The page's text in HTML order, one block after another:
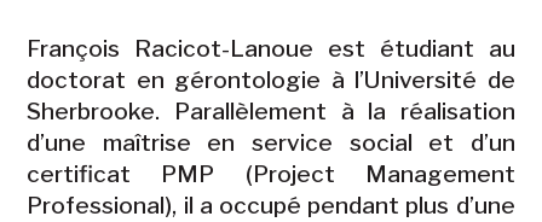
François Racicot-Lanoue est étudiant au
doctorat en gérontologie à l’Université de
Sherbrooke. Parallèlement à la réalisation
d’une maîtrise en service social et d’un
certificat PMP (Project Management
Professional), il a occupé pendant plus d’une